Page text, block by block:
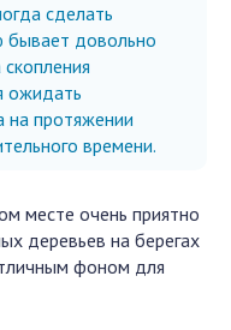
сделать
довольно
ожидать
протяжении
времени.
месте очень приятно
деревьев на берегах
фоном для